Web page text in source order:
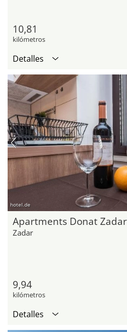
10,81
kilómetros
Detalles
hotel.de
Apartments Donat Zadar
Zadar
9,94
kilómetros
Detalles